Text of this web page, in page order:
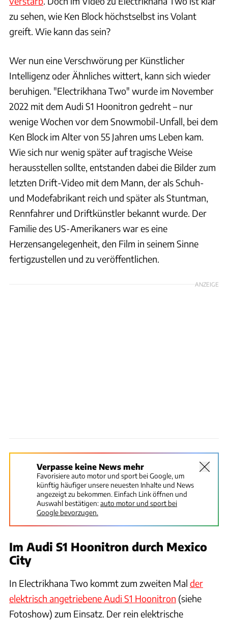
zu sehen, wie Ken Block höchstselbst ins Volant
greift. Wie kann das sein?
Wer nun eine Verschwörung per Künstlicher
Intelligenz oder Ähnliches wittert, kann sich wieder
beruhigen. "Electrikhana Two" wurde im November
2022 mit dem Audi S1 Hoonitron gedreht – nur
wenige Wochen vor dem Snowmobil-Unfall, bei dem
Ken Block im Alter von 55 Jahren ums Leben kam.
Wie sich nur wenig später auf tragische Weise
herausstellen sollte, entstanden dabei die Bilder zum
letzten Drift-Video mit dem Mann, der als Schuh-
und Modefabrikant reich und später als Stuntman,
Rennfahrer und Driftkünstler bekannt wurde. Der
Familie des US-Amerikaners war es eine
Herzensangelegenheit, den Film in seinem Sinne
fertigzustellen und zu veröffentlichen.
ANZEIGE
Verpasse keine News mehr
Favorisiere auto motor und sport bei Google, um
künftig häufiger unsere neuesten Inhalte und News
angezeigt zu bekommen. Einfach Link öffnen und
Auswahl bestätigen:auto motor und sport bei
Google bevorzugen.
Im Audi S1 Hoonitron durch Mexico
City
In Electrikhana Two kommt zum zweiten Mal der
elektrisch angetriebene Audi S1 Hoonitron (siehe
Fotoshow) zum Einsatz. Der rein elektrische